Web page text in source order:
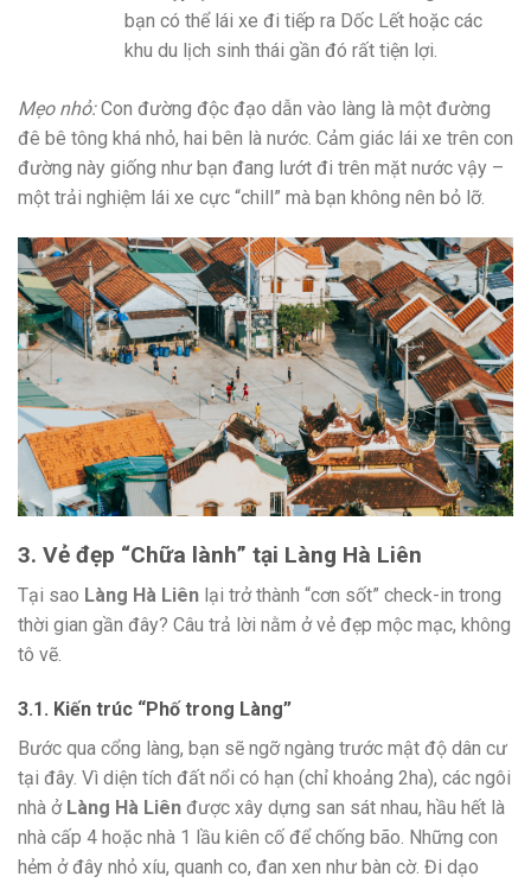
bạn có thể lái xe đi tiếp ra Dốc Lết hoặc các
khu du lịch sinh thái gần đó rất tiện lợi.
Mẹo nhỏ:Con đường độc đạo dẫn vào làng là một đường
đê bê tông khá nhỏ, hai bên là nước. Cảm giác lái xe trên con
đường này giống như bạn đang lướt đi trên mặt nước vậy –
một trải nghiệm lái xe cực “chill” mà bạn không nên bỏ lỡ.
3. Vẻ đẹp “Chữa lành” tại Làng Hà Liên
Tại sao Làng Hà Liên lại trở thành “cơn sốt” check-in trong
thời gian gần đây? Câu trả lời nằm ở vẻ đẹp mộc mạc, không
tô vẽ.
3.1. Kiến trúc “Phố trong Làng”
Bước qua cổng làng, bạn sẽ ngỡ ngàng trước mật độ dân cư
tại đây. Vì diện tích đất nổi có hạn (chỉ khoảng 2ha), các ngôi
nhà ở Làng Hà Liên được xây dựng san sát nhau, hầu hết là
nhà cấp 4 hoặc nhà 1 lầu kiên cố để chống bão. Những con
hẻm ở đây nhỏ xíu, quanh co, đan xen như bàn cờ. Đi dạo